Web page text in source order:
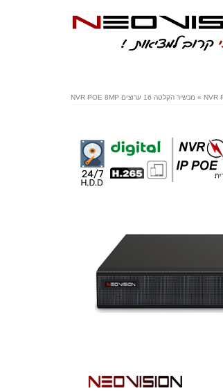
» מכשיר הקלטה 16 ערוצים NVR POE 8MP